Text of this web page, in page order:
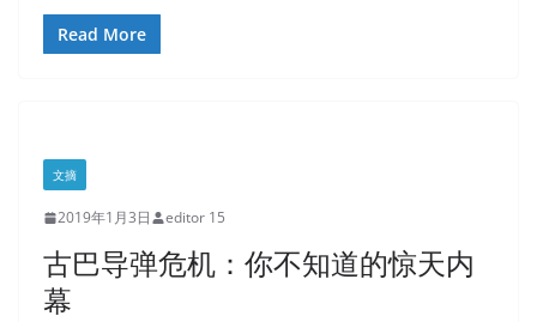
Read More
文摘
2019年1月3日 editor 15
古巴导弹危机：你不知道的惊天内
幕